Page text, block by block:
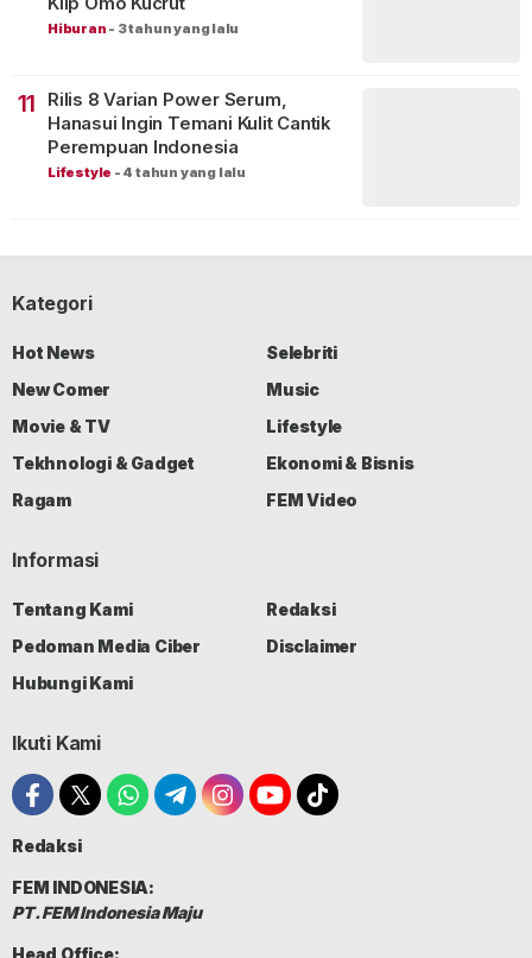
Hiburan - 3 tahun yang lalu
11
Rilis 8 Varian Power Serum,
Hanasui Ingin Temani Kulit Cantik
Perempuan Indonesia
Lifestyle - 4 tahun yang lalu
Kategori
Hot News
Selebriti
New Comer
Music
Movie & TV
Lifestyle
Tekhnologi & Gadget
Ekonomi & Bisnis
Ragam
FEM Video
Informasi
Tentang Kami
Redaksi
Pedoman Media Ciber
Disclaimer
Hubungi Kami
Ikuti Kami
Redaksi
FEM INDONESIA:
PT. FEM Indonesia Maju
Head Office: